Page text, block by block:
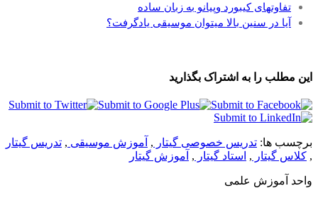
تفاوتهای کیبورد وپیانو به زبان ساده
آیا در سنین بالا میتوان موسیقی یادگرفت؟
این مطلب را به اشتراک بگذارید
برچسب ها: تدریس خصوصی گیتار , آموزش موسیقی , تدریس گیتار
, کلاس گیتار , استاد گیتار , آموزش گیتار
واحد آموزش علمی